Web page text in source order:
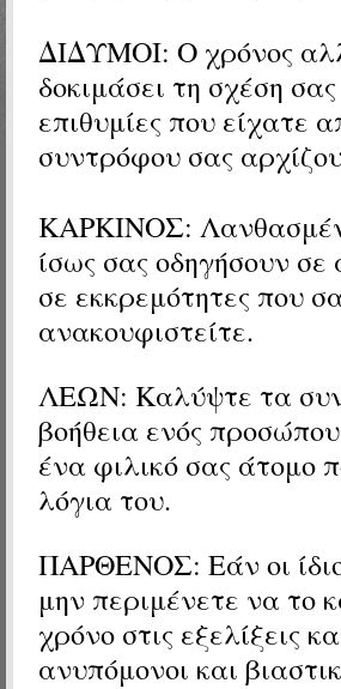
ΔΙΔΥΜΟΙ: Ο χρόνος
δοκιμάσει τη σχέση
επιθυμίες που είχατε
συντρόφου σας
ΚΑΡΚΙΝΟΣ:
ίσως σας οδηγήσουν
σε εκκρεμότητες που
ανακουφιστείτε.
ΛΕΩΝ: Καλύψτε τα
βοήθεια ενός
ένα φιλικό σας άτομο
λόγια του.
ΠΑΡΘΕΝΟΣ: Εάν οι
μην περιμένετε να το
χρόνο στις εξελίξεις
ανυπόμονοι και